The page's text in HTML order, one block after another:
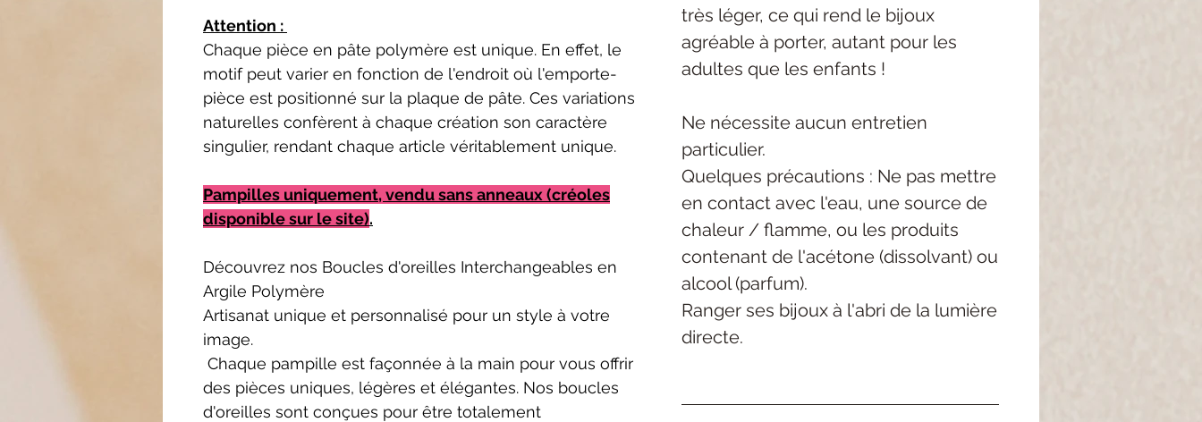
Attention :
Chaque pièce en pâte polymère est unique. En effet, le
motif peut varier en fonction de l'endroit où l'emporte-
pièce est positionné sur la plaque de pâte. Ces variations
naturelles confèrent à chaque création son caractère
singulier, rendant chaque article véritablement unique.
Pampilles uniquement, vendu sans anneaux (créoles
disponible sur le site).
Découvrez nos Boucles d'oreilles Interchangeables en
Argile Polymère
Artisanat unique et personnalisé pour un style à votre
image.
Chaque pampille est façonnée à la main pour vous offrir
des pièces uniques, légères et élégantes. Nos boucles
d'oreilles sont conçues pour être totalement
très léger, ce qui rend le bijoux
agréable à porter, autant pour les
adultes que les enfants !
Ne nécessite aucun entretien
particulier.
Quelques précautions : Ne pas mettre
en contact avec l'eau, une source de
chaleur / flamme, ou les produits
contenant de l'acétone (dissolvant) ou
alcool (parfum).
Ranger ses bijoux à l'abri de la lumière
directe.